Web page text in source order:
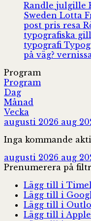
Randle julgille
Sweden Lotta
post pris resa
typografiska
typografi
på väg?
Program
Program
Dag
Månad
Vecka
augusti 2026 aug
Inga kommande
augusti 2026 aug
Prenumerera på
Lägg till i
Lägg till i
Lägg till i
Lägg till i